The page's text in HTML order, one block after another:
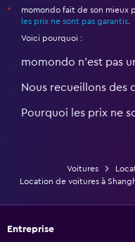
*
momondo fait de son mieux
les prix ne sont pas garantis.
Voici pourquoi :
momondo n'est pas
Nous recueillons des
Pourquoi les prix ne
Voitures
Location de voitures à
Entreprise